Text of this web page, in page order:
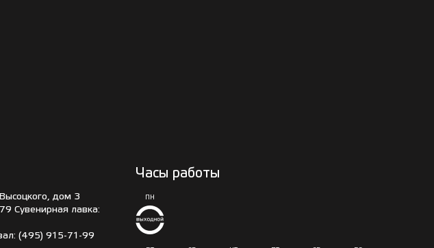
дом 3
Сувенирная лавка:
(495) 915-71-99
Часы работы
ПН